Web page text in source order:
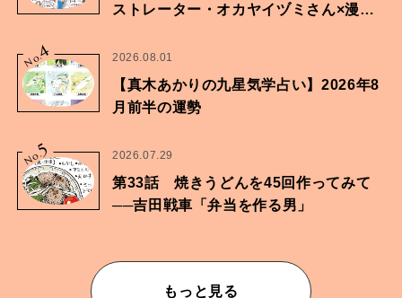
ストレーター・オカヤイヅミさん×漫画
No.
4 2026.08.01
【真木あかりの九星気学占い】2026年8
月前半の運勢
No.5 2026.07.29
第33話 焼きうどんを45回作ってみて
──吉田戦車「弁当を作る男」
もっと見る